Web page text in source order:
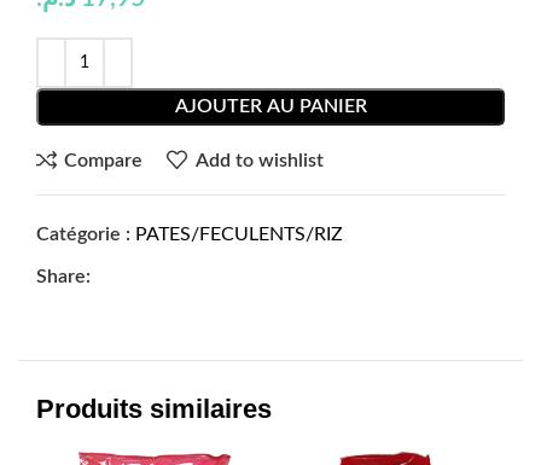
AJOUTER AU PANIER
Compare Add to wishlist
Catégorie : PATES/FECULENTS/RIZ
Share:
Produits similaires